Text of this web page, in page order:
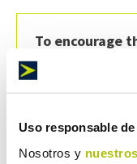
Uso responsable
Nosotros y
To encourage
capital and
in all